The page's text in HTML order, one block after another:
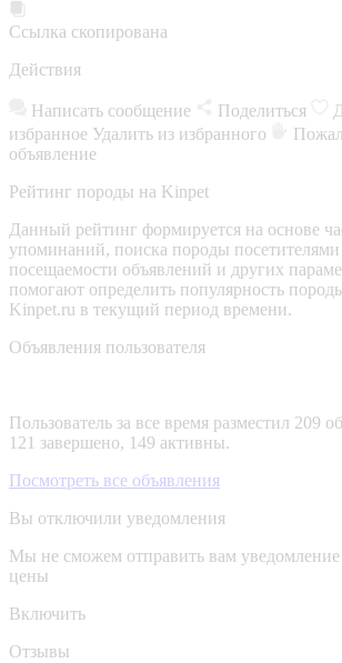
Ссылка скопирована
Действия
Написать сообщение Поделиться
избранное Удалить из избранного
объявление
Рейтинг породы на Kinpet
Данный рейтинг формируется на основе
упоминаний, поиска породы посетителями
посещаемости объявлений и других
помогают определить популярность
Kinpet.ru в текущий период времени.
Объявления пользователя
Пользователь за все время разместил 209
121 завершено, 149 активны.
Посмотреть все объявления
Вы отключили уведомления
Мы не сможем отправить вам
цены
Включить
Отзывы